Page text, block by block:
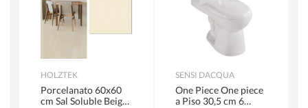
HOLZTEK
Porcelanato 60x60
cm Sal Soluble Beige
SENSI DACQUA
One Piece One piece
a Piso 30,5 cm 6